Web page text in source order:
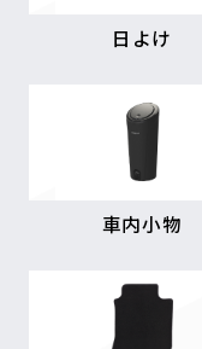
日よけ
車内小物